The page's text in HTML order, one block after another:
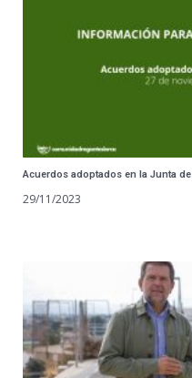
Acuerdos adoptados en la Junta
29/11/2023